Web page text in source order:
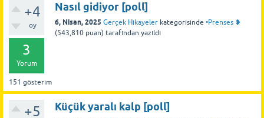
+4
oy
3
Yorum
151 gösterim
Nasıl gidiyor [poll]
6, Nisan, 2025 Gerçek Hikayeler kategorisinde •Prenses ❥
(543,810 puan) tarafından yazıldı
+5 Küçük yaralı kalp [poll]